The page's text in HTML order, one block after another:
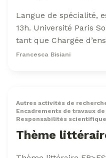
Langue de spécialité,
13h. Université Paris
tant que Chargée
Francesca Bisiani
Autres activités de
Encadrements de travaux
Responsabilités
Thème